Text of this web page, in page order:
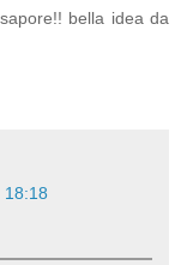
bella idea da
18:18